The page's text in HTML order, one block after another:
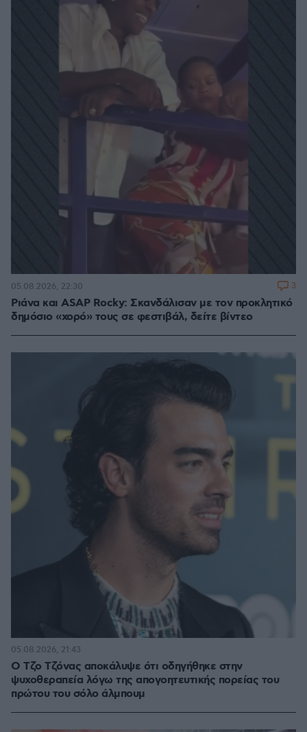
Ριάνα και ASAP Rocky: Σκανδάλισαν με τον προκλητικό
δημόσιο «χορό» τους σε φεστιβάλ, δείτε βίντεο
05.08.2026, 22:30 3
Ο Τζο Τζόνας αποκάλυψε ότι οδηγήθηκε στην
ψυχοθεραπεία λόγω της απογοητευτικής πορείας του
πρώτου του σόλο άλμπουμ
05.08.2026, 21:43